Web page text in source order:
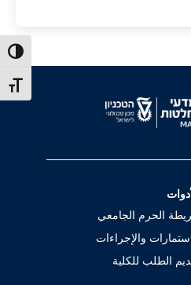
size
الحرم الجامعي
والإجراءات
الطلب للكلية